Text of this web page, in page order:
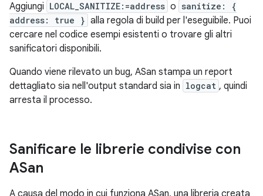
Aggiungi LOCAL_SANITIZE:=address o sanitize: {
address: true } alla regola di build per l'eseguibile. Puoi
cercare nel codice esempi esistenti o trovare gli altri
sanificatori disponibili.
Quando viene rilevato un bug, ASan stampa un report
dettagliato sia nell'output standard sia in logcat , quindi
arresta il processo.
Sanificare le librerie condivise con
ASan
A causa del modo in cui funziona ASan, una libreria creata